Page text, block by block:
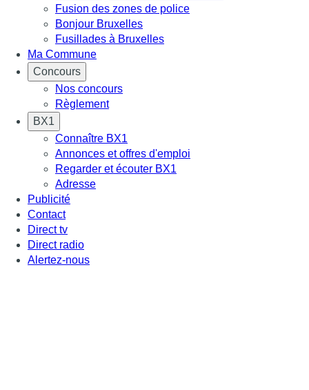
Fusion des zones de police
Bonjour Bruxelles
Fusillades à Bruxelles
Ma Commune
Concours
Nos concours
Règlement
BX1
Connaître BX1
Annonces et offres d'emploi
Regarder et écouter BX1
Adresse
Publicité
Contact
Direct tv
Direct radio
Alertez-nous